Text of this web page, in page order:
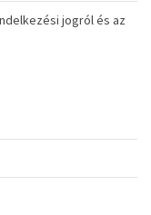
jogról és az